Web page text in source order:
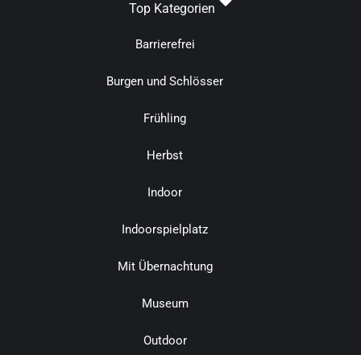
Top Kategorien
Barrierefrei
Burgen und Schlösser
Frühling
Herbst
Indoor
Indoorspielplatz
Mit Übernachtung
Museum
Outdoor